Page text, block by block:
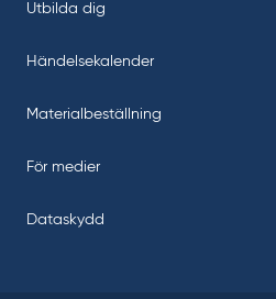
Utbilda dig
Händelsekalender
Materialbeställning
För medier
Dataskydd